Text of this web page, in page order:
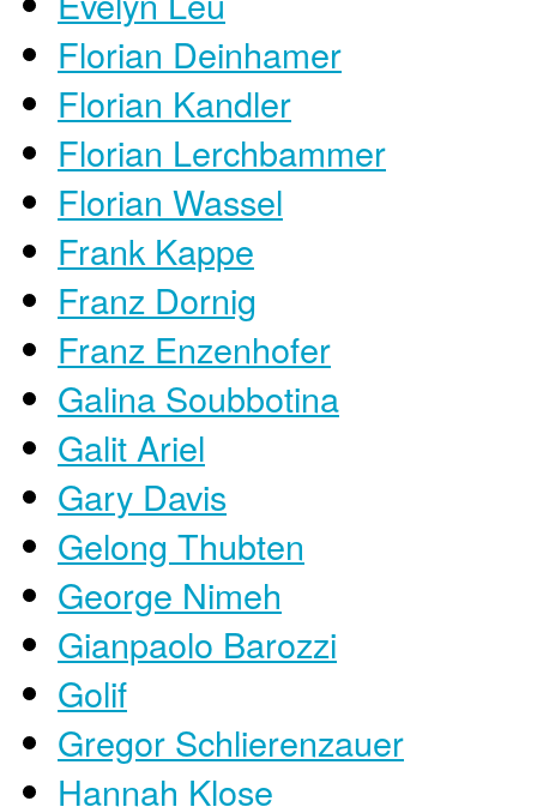
Florian Deinhamer
Florian Kandler
Florian Lerchbammer
Florian Wassel
Frank Kappe
Franz Dornig
Franz Enzenhofer
Galina Soubbotina
Galit Ariel
Gary Davis
Gelong Thubten
George Nimeh
Gianpaolo Barozzi
Golif
Gregor Schlierenzauer
Hannah Klose